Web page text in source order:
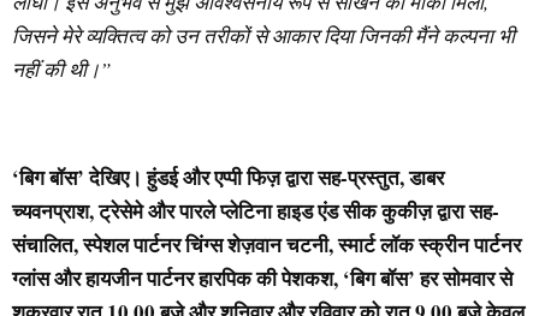
जिसने मेरे व्यक्तित्व को उन तरीकों से आकार दिया जिनकी मैंने कल्पना भी
नहीं की थी।”
‘बिग बॉस’ देखिए। हुंडई और एप्पी फिज़ द्वारा सह-प्रस्तुत, डाबर
च्यवनप्राश, ट्रेसेमे और पारले प्लेटिना हाइड एंड सीक कुकीज़ द्वारा सह-
संचालित, स्पेशल पार्टनर चिंग्स शेज़वान चटनी, स्मार्ट लॉक स्क्रीन पार्टनर
ग्लांस और हायजीन पार्टनर हारपिक की पेशकश, ‘बिग बॉस’ हर सोमवार से